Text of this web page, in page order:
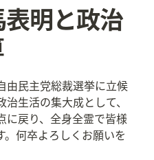
明と政治
由民主党総裁選挙に立候
生活の集大成として、
に戻り、全身全霊で皆様
。何卒よろしくお願いを